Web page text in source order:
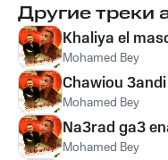
Другие треки
Khaliya el
Mohamed Bey
Chawiou 3andi
Mohamed Bey
Na3rad ga3
Mohamed Bey